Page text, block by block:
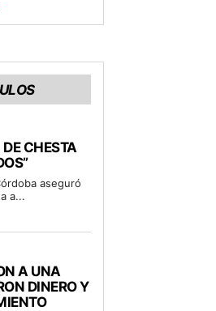
CHESTA
aseguró
a...
A UNA
DINERO Y